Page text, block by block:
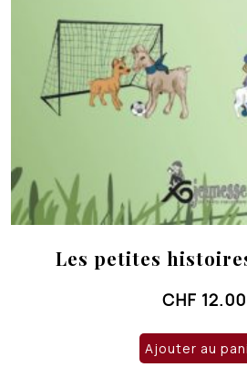
Les petites
CHF 12.00
Ajouter au